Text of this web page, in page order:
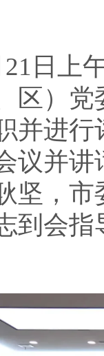
上午
区）党
并进行
议并讲
坚，
到会指